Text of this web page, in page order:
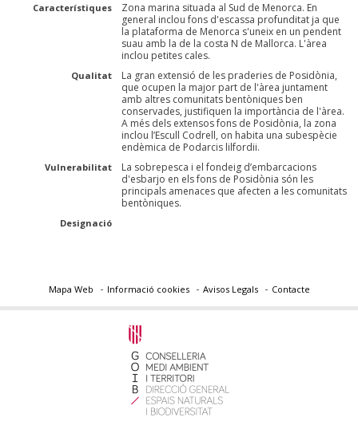
Característiques
Zona marina situada al Sud de Menorca. En
general inclou fons d'escassa profunditat ja que
la plataforma de Menorca s'uneix en un pendent
suau amb la de la costa N de Mallorca. L'àrea
inclou petites cales.
Qualitat
La gran extensió de les praderies de Posidònia,
que ocupen la major part de l'àrea juntament
amb altres comunitats bentòniques ben
conservades, justifiquen la importància de l'àrea.
A més dels extensos fons de Posidònia, la zona
inclou l’Escull Codrell, on habita una subespècie
endèmica de Podarcis lilfordii.
Vulnerabilitat
La sobrepesca i el fondeig d’embarcacions
d'esbarjo en els fons de Posidònia són les
principals amenaces que afecten a les comunitats
bentòniques.
Designació
Mapa Web Informació cookies Avisos Legals Contacte